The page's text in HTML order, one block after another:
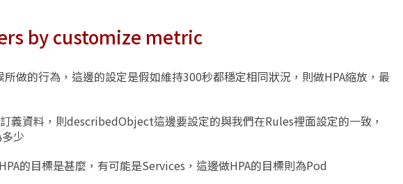
by customize metric
做的行為，這邊的設定是假如維持300秒都穩定相同狀況，則做HPA縮放，最
義資料，則describedObject這邊要設定的與我們在Rules裡面設定的一致，
少​
的目標是甚麼，有可能是Services，這邊做HPA的目標則為Pod​